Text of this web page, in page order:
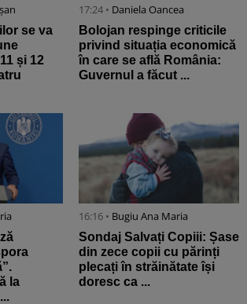
se va
și 12
17:24 • Daniela Oancea
Bolojan respinge criticile
privind situația economică
în care se află România:
Guvernul a făcut ...
la
16:16 • Bugiu ⁠Ana Maria
Sondaj Salvați Copiii: Șase
din zece copii cu părinți
plecați în străinătate își
doresc ca ...